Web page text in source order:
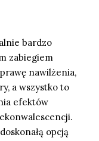
bardzo
zabiegiem
nawilżenia,
a wszystko to
efektów
opcją